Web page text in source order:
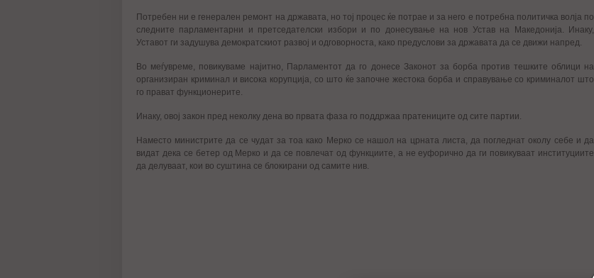
Потребен ни е генерален ремонт на државата, но тој процес ќе потрае и за него е потребна политичка волја по
следните парламентарни и претседателски избори и по донесување на нов Устав на Македонија. Инаку,
Уставот ги задушува демократскиот развој и одговорноста, како предуслови за државата да се движи напред.
Во меѓувреме, повикуваме најитно, Парламентот да го донесе Законот за борба против тешките облици на
организиран криминал и висока корупција, со што ќе започне жестока борба и справување со криминалот што
го прават функционерите.
Инаку, овој закон пред неколку дена во првата фаза го поддржаа пратениците од сите партии.
Наместо министрите да се чудат за тоа како Мерко се нашол на црната листа, да погледнат околу себе и да
видат дека се бетер од Мерко и да се повлечат од функциите, а не еуфорично да ги повикуваат институциите
да делуваат, кои во суштина се блокирани од самите нив.